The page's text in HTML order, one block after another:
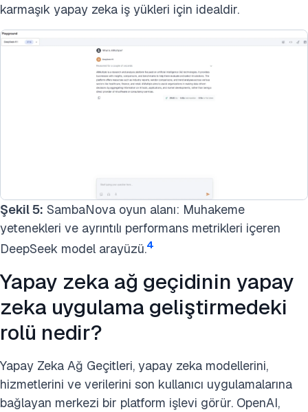
karmaşık yapay zeka iş yükleri için idealdir.
Şekil 5: SambaNova oyun alanı: Muhakeme
yetenekleri ve ayrıntılı performans metrikleri içeren
DeepSeek model arayüzü.4
Yapay zeka ağ geçidinin yapay
zeka uygulama geliştirmedeki
rolü nedir?
Yapay Zeka Ağ Geçitleri, yapay zeka modellerini,
hizmetlerini ve verilerini son kullanıcı uygulamalarına
bağlayan merkezi bir platform işlevi görür. OpenAI,